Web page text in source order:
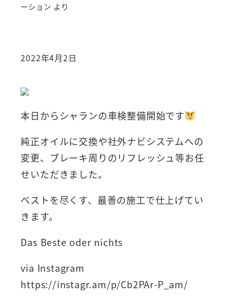
ーション より
2022年4月2日
本日からシャランの車検整備開始です
純正オイルに交換や社外ナビシステムへの
変更、ブレーキ周りのリフレッシュ等お任
せいただきました。
ベストを尽くす、最善の施工で仕上げてい
きます。
Das Beste oder nichts
via Instagram
https://instagr.am/p/Cb2PAr-P_am/